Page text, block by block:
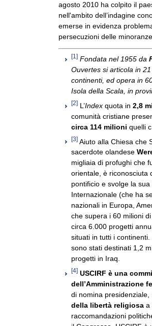
agosto 2010 ha colpito il
nell'ambito dell’indagine
emerse in evidenza
persecuzioni delle
[1] Fondata nel 1955 da
Ouvertes si articola in
continenti, ed opera in
Isola della Scala, in
[2] L’Index quota in 2,8
comunità cristiane
circa 114 milioni quelli
[3] Aiuto alla Chiesa che
sacerdote olandese
migliaia di profughi che
orientale, è riconosciuta
pontificio e svolge la
Internazionale (che ha
nazionali in Europa,
che supera i 60 milioni
circa 6.000 progetti
situati in tutti i
sono stati destinati 1,2
progetti in Iraq.
[4] USCIRF è una
dell’Amministrazione
di nomina
della libertà religiosa a
raccomandazioni